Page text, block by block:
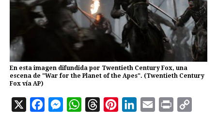
En esta imagen difundida por Twentieth Century Fox, una
escena de "War for the Planet of the Apes". (Twentieth Century
Fox vía AP)
X
M
W